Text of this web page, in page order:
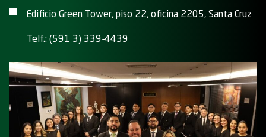
Edificio Green Tower, piso 22, oficina 2205, Santa Cruz
Telf.: (591 3) 339-4439